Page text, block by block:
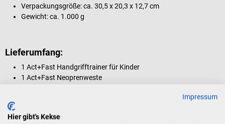
Verpackungsgröße: ca. 30,5 x 20,3 x 12,7 cm
Gewicht: ca. 1.000 g
Lieferumfang:
1 Act+Fast Handgrifftrainer für Kinder
1 Act+Fast Neoprenweste
1 Gebrauchsanweisung
Impressum
Hier gibt's Kekse